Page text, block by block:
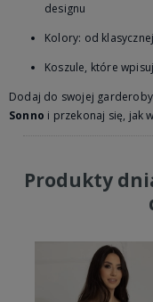
designu
Kolory: od
Koszule, które
Dodaj do swojej garderoby
Sonno i przekonaj się, jak
Produkty